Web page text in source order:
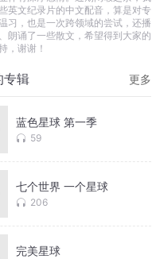
英文纪录片的中文配音，算是对专
习，也是一次跨领域的尝试，还播
朗诵了一些散文，希望得到大家的
，谢谢！
专辑 更多
蓝色星球 第一季
59
七个世界 一个星球
206
完美星球